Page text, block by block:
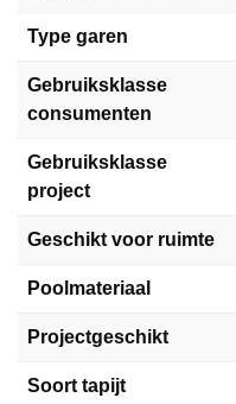
Type garen
Gebruiksklasse
consumenten
Gebruiksklasse
project
Geschikt voor ruimte
Poolmateriaal
Projectgeschikt
Soort tapijt